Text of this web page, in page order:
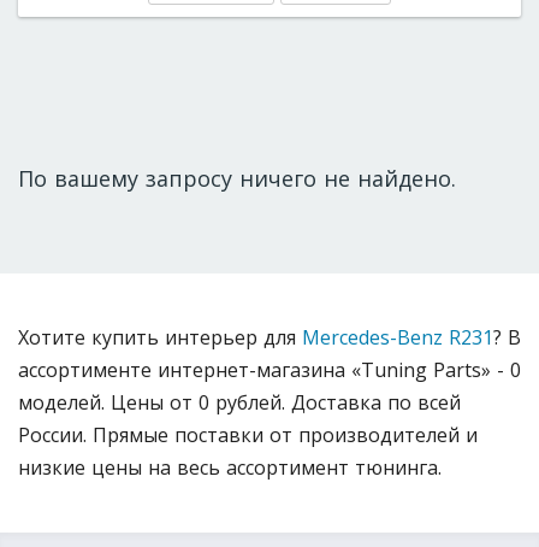
По вашему запросу ничего не найдено.
Хотите купить интерьер для Mercedes-Benz R231? В
ассортименте интернет-магазина «Tuning Parts» - 0
моделей. Цены от 0 рублей. Доставка по всей
России. Прямые поставки от производителей и
низкие цены на весь ассортимент тюнинга.